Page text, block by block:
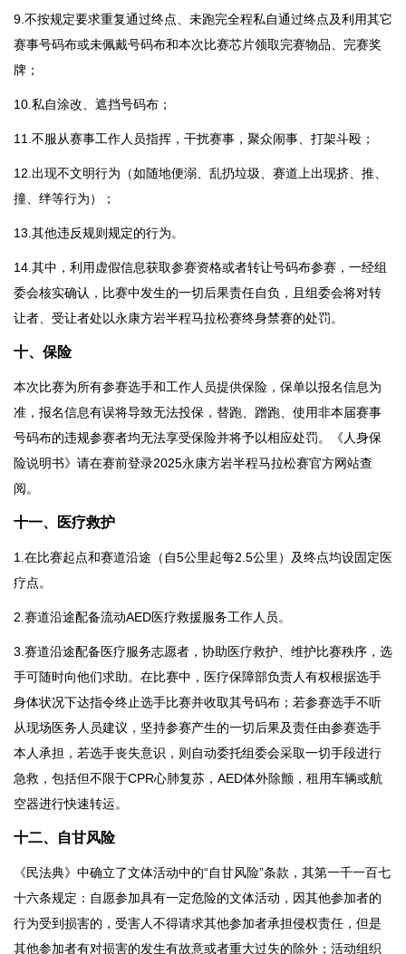
9.不按规定要求重复通过终点、未跑完全程私自通过终点及利用其它
赛事号码布或未佩戴号码布和本次比赛芯片领取完赛物品、完赛奖
牌；
10.私自涂改、遮挡号码布；
11.不服从赛事工作人员指挥，干扰赛事，聚众闹事、打架斗殴；
12.出现不文明行为（如随地便溺、乱扔垃圾、赛道上出现挤、推、
撞、绊等行为）；
13.其他违反规则规定的行为。
14.其中，利用虚假信息获取参赛资格或者转让号码布参赛，一经组
委会核实确认，比赛中发生的一切后果责任自负，且组委会将对转
让者、受让者处以永康方岩半程马拉松赛终身禁赛的处罚。
十、保险
本次比赛为所有参赛选手和工作人员提供保险，保单以报名信息为
准，报名信息有误将导致无法投保，替跑、蹭跑、使用非本届赛事
号码布的违规参赛者均无法享受保险并将予以相应处罚。《人身保
险说明书》请在赛前登录2025永康方岩半程马拉松赛官方网站查
阅。
十一、医疗救护
1.在比赛起点和赛道沿途（自5公里起每2.5公里）及终点均设固定医
疗点。
2.赛道沿途配备流动AED医疗救援服务工作人员。
3.赛道沿途配备医疗服务志愿者，协助医疗救护、维护比赛秩序，选
手可随时向他们求助。在比赛中，医疗保障部负责人有权根据选手
身体状况下达指令终止选手比赛并收取其号码布；若参赛选手不听
从现场医务人员建议，坚持参赛产生的一切后果及责任由参赛选手
本人承担，若选手丧失意识，则自动委托组委会采取一切手段进行
急救，包括但不限于CPR心肺复苏，AED体外除颤，租用车辆或航
空器进行快速转运。
十二、自甘风险
《民法典》中确立了文体活动中的“自甘风险”条款，其第一千一百七
十六条规定：自愿参加具有一定危险的文体活动，因其他参加者的
行为受到损害的，受害人不得请求其他参加者承担侵权责任，但是
其他参加者有对损害的发生有故意或者重大过失的除外；活动组织